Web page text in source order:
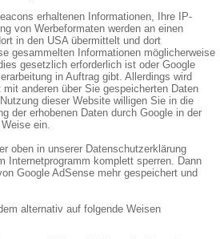
erhaltenen Informationen, Ihre IP-
von Werbeformaten werden an einen
in den USA übermittelt und dort
gesammelten Informationen möglicherweise
gesetzlich erforderlich ist oder Google
in Auftrag gibt. Allerdings wird
anderen über Sie gespeicherten Daten
dieser Website willigen Sie in die
der erhobenen Daten durch Google in der
ein.
oben in unserer Datenschutzerklärung
Internetprogramm komplett sperren. Dann
Google AdSense mehr gespeichert und
alternativ auf folgende Weisen